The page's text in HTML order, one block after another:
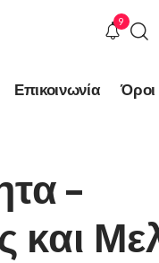
9
Επικοινωνία
–
και